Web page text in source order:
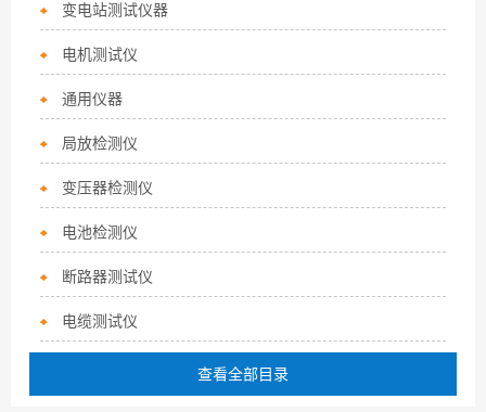
变电站测试仪器
电机测试仪
通用仪器
局放检测仪
变压器检测仪
电池检测仪
断路器测试仪
电缆测试仪
查看全部目录